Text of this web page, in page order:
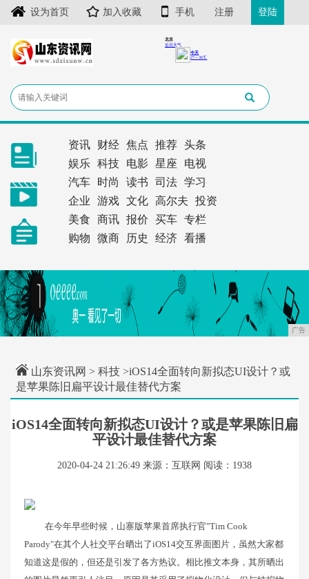
设为首页 加入收藏 手机 注册 登陆
资讯 财经 焦点 推荐
头条
娱乐
科技 电影 星座
电视
汽车
时尚 读书 司法
学习
企业
游戏 文化 高尔夫
投资
美食
商讯 报价 买车
专栏
购物
微商 历史 经济 看播
广告
山东资讯网 > 科技 >iOS14全面转向新拟态UI设计？或
是苹果陈旧扁平设计最佳替代方案
iOS14全面转向新拟态UI设计？或是苹果陈旧扁
平设计最佳替代方案
2020-04-24 21:26:49 来源：互联网 阅读：1938
在今年早些时候，山寨版苹果首席执行官"Tim Cook
Parody"在其个人社交平台晒出了iOS14交互界面图片，虽然大家都
知道这是假的，但还是引发了各方热议。相比推文本身，其所晒出